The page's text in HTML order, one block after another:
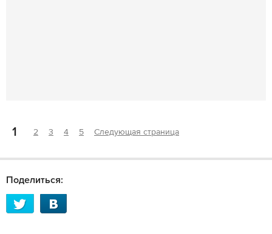
1 2 3 4 5 Следующая страница
Поделиться: